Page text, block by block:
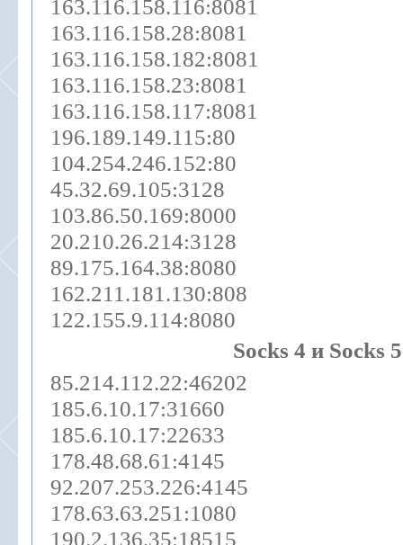
163.116.158.116:8081
163.116.158.28:8081
163.116.158.182:8081
163.116.158.23:8081
163.116.158.117:8081
196.189.149.115:80
104.254.246.152:80
45.32.69.105:3128
103.86.50.169:8000
20.210.26.214:3128
89.175.164.38:8080
162.211.181.130:808
122.155.9.114:8080
Socks 4 и Socks 5
85.214.112.22:46202
185.6.10.17:31660
185.6.10.17:22633
178.48.68.61:4145
92.207.253.226:4145
178.63.63.251:1080
190.2.136.35:18515